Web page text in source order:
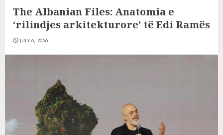
The Albanian Files: Anatomia e
‘rilindjes arkitekturore’ të Edi Ramës
JULY 6, 2026